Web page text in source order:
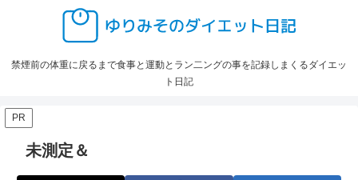
禁煙前の体重に戻るまで食事と運動とラン二ングの事を記録しまくるダイエッ
ト日記
PR
未測定＆